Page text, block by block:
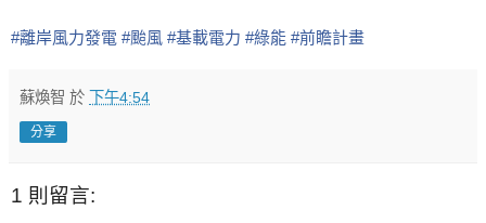
#離岸風力發電 #颱風 #基載電力 #綠能 #前瞻計畫
蘇煥智 於 下午4:54
分享
1 則留言: